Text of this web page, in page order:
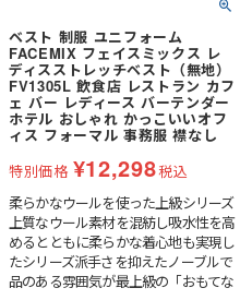
ベスト 制服 ユニフォーム
FACEMIX フェイスミックス レ
ディスストレッチベスト（無地）
FV1305L 飲食店 レストラン カフ
ェ バー レディース バーテンダー
ホテル おしゃれ かっこいいオフ
ィス フォーマル 事務服 襟なし
特別価格 ¥12,298税込
柔らかなウールを使った上級シリーズ
上質なウール素材を混紡し吸水性を高
めるとともに柔らかな着心地も実現し
たシリーズ派手さを抑えたノーブルで
品のある雰囲気が最上級の「おもてな